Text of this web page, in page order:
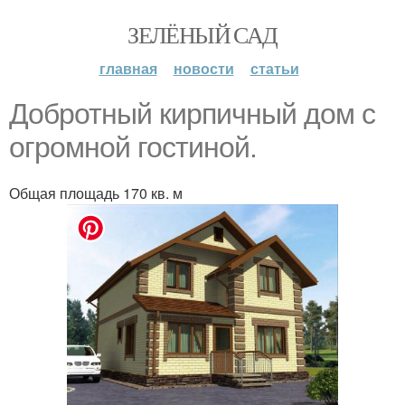
ЗЕЛЁНЫЙ САД
главная новости статьи
Добротный кирпичный дом с
огромной гостиной.
Общая площадь 170 кв. м